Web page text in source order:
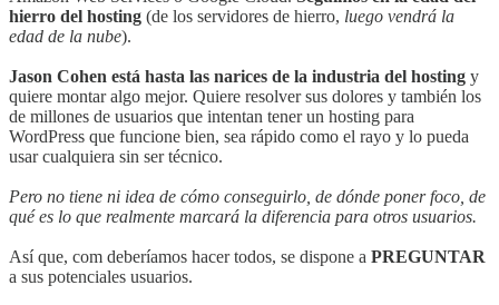
hierro del hosting (de los servidores de hierro, luego vendrá la
edad de la nube).
Jason Cohen está hasta las narices de la industria del hosting y
quiere montar algo mejor. Quiere resolver sus dolores y también los
de millones de usuarios que intentan tener un hosting para
WordPress que funcione bien, sea rápido como el rayo y lo pueda
usar cualquiera sin ser técnico.
Pero no tiene ni idea de cómo conseguirlo, de dónde poner foco, de
qué es lo que realmente marcará la diferencia para otros usuarios.
Así que, com deberíamos hacer todos, se dispone a PREGUNTAR
a sus potenciales usuarios.